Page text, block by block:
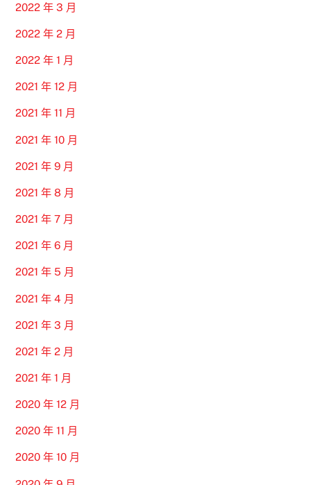
2022 年 3 月
2022 年 2 月
2022 年 1 月
2021 年 12 月
2021 年 11 月
2021 年 10 月
2021 年 9 月
2021 年 8 月
2021 年 7 月
2021 年 6 月
2021 年 5 月
2021 年 4 月
2021 年 3 月
2021 年 2 月
2021 年 1 月
2020 年 12 月
2020 年 11 月
2020 年 10 月